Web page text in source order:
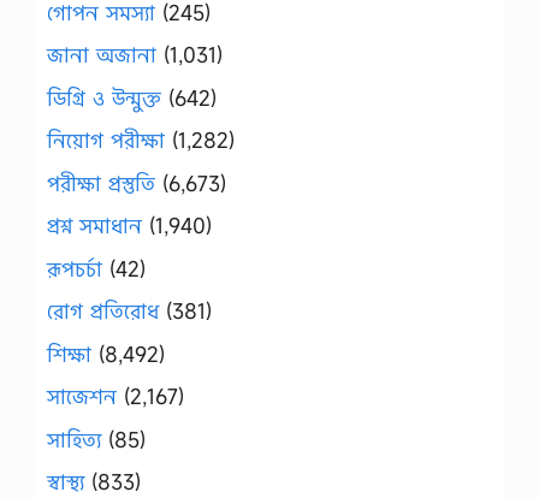
গোপন সমস্যা (245)
জানা অজানা (1,031)
ডিগ্রি ও উন্মুক্ত (642)
নিয়োগ পরীক্ষা (1,282)
পরীক্ষা প্রস্তুতি (6,673)
প্রশ্ন সমাধান (1,940)
রূপচর্চা (42)
রোগ প্রতিরোধ(381)
শিক্ষা (8,492)
সাজেশন (2,167)
সাহিত্য(85)
স্বাস্থ্য(833)